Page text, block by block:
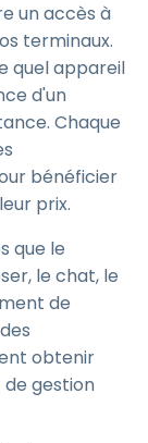
un accès à
terminaux.
quel appareil
d'un
Chaque
bénéficier
prix.
que le
le chat, le
de
obtenir
gestion